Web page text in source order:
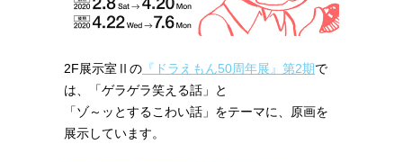
2F展示室Ⅱの 『ドラえもん50周年展』第2期で
は、「ゲラゲラ笑える話」と
「ゾ～ッとするこわい話」をテーマに、原画を
展示しています。